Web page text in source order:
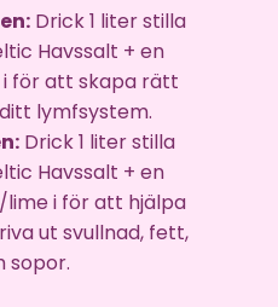
Drick 1 liter stilla
Havssalt + en
för att skapa rätt
lymfsystem.
Drick 1 liter stilla
Havssalt + en
i för att hjälpa
ut svullnad, fett,
sopor.